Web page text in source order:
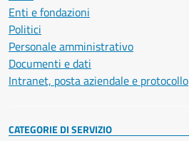
Enti e fondazioni
Politici
Personale amministrativo
Documenti e dati
Intranet, posta aziendale e protocollo
CATEGORIE DI SERVIZIO